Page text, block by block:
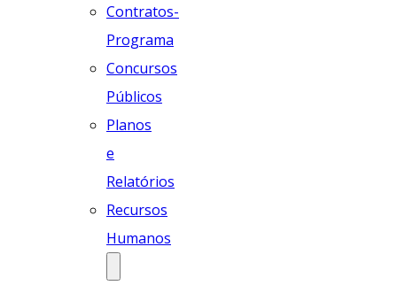
Contratos-
Programa
Concursos
Públicos
Planos
e
Relatórios
Recursos
Humanos